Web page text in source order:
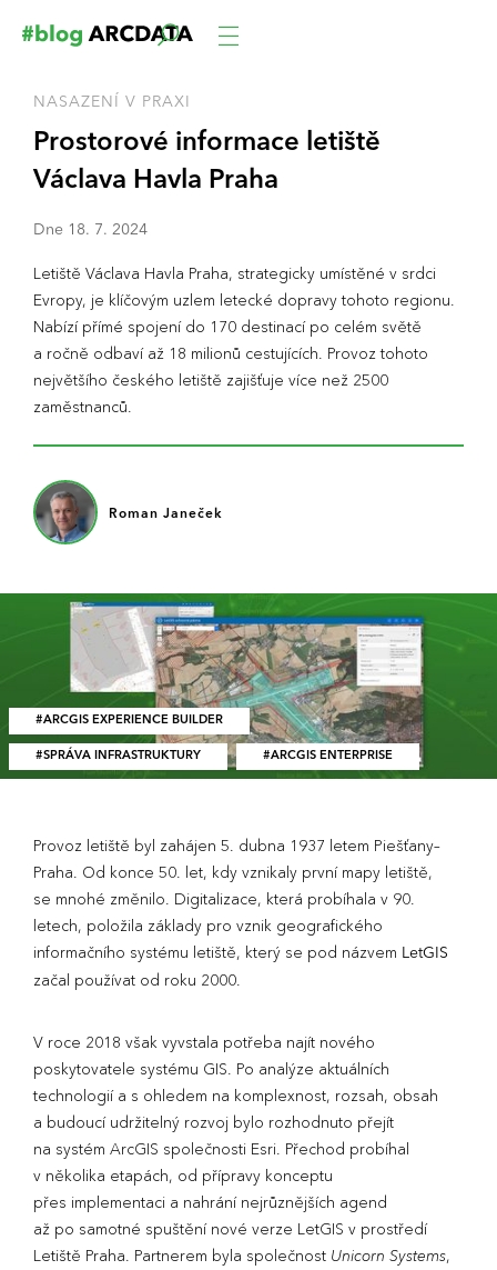
NASAZENÍ V PRAXI
Prostorové informace letiště
Václava Havla Praha
Dne 18. 7. 2024
Letiště Václava Havla Praha, strategicky umístěné v srdci
Evropy, je klíčovým uzlem letecké dopravy tohoto regionu.
Nabízí přímé spojení do 170 destinací po celém světě
a ročně odbaví až 18 milionů cestujících. Provoz tohoto
největšího českého letiště zajišťuje více než 2500
zaměstnanců.
Roman Janeček
SPRÁVA INFRASTRUKTURY ARCGIS ENTERPRISE
ARCGIS EXPERIENCE BUILDER
Provoz letiště byl zahájen 5. dubna 1937 letem Piešťany–
Praha. Od konce 50. let, kdy vznikaly první mapy letiště,
se mnohé změnilo. Digitalizace, která probíhala v 90.
letech, položila základy pro vznik geografického
informačního systému letiště, který se pod názvem LetGIS
začal používat od roku 2000.
V roce 2018 však vyvstala potřeba najít nového
poskytovatele systému GIS. Po analýze aktuálních
technologií a s ohledem na komplexnost, rozsah, obsah
a budoucí udržitelný rozvoj bylo rozhodnuto přejít
na systém ArcGIS společnosti Esri. Přechod probíhal
v několika etapách, od přípravy konceptu
přes implementaci a nahrání nejrůznějších agend
až po samotné spuštění nové verze LetGIS v prostředí
Letiště Praha. Partnerem byla společnost Unicorn Systems,